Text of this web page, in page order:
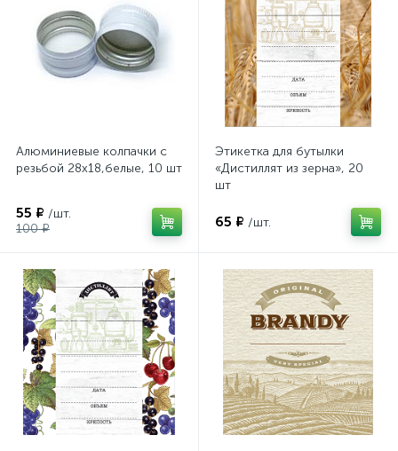
Алюминиевые колпачки с
резьбой 28х18,белые, 10 шт
55 ₽ /шт.
100 ₽
Этикетка для бутылки
«Дистиллят из зерна», 20
шт
65 ₽ /шт.